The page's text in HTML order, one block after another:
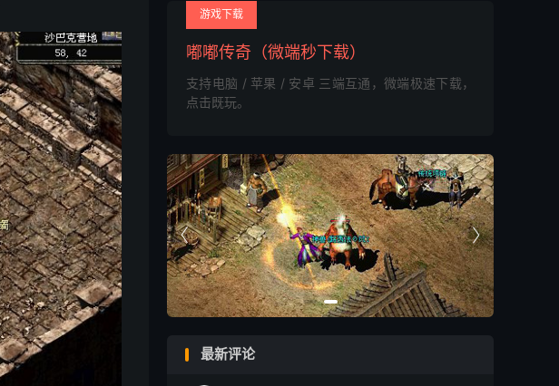
游戏下载
嘟嘟传奇（微端秒下载）
支持电脑 / 苹果 / 安卓 三端互通，微端极速下载，
点击既玩。


最新评论